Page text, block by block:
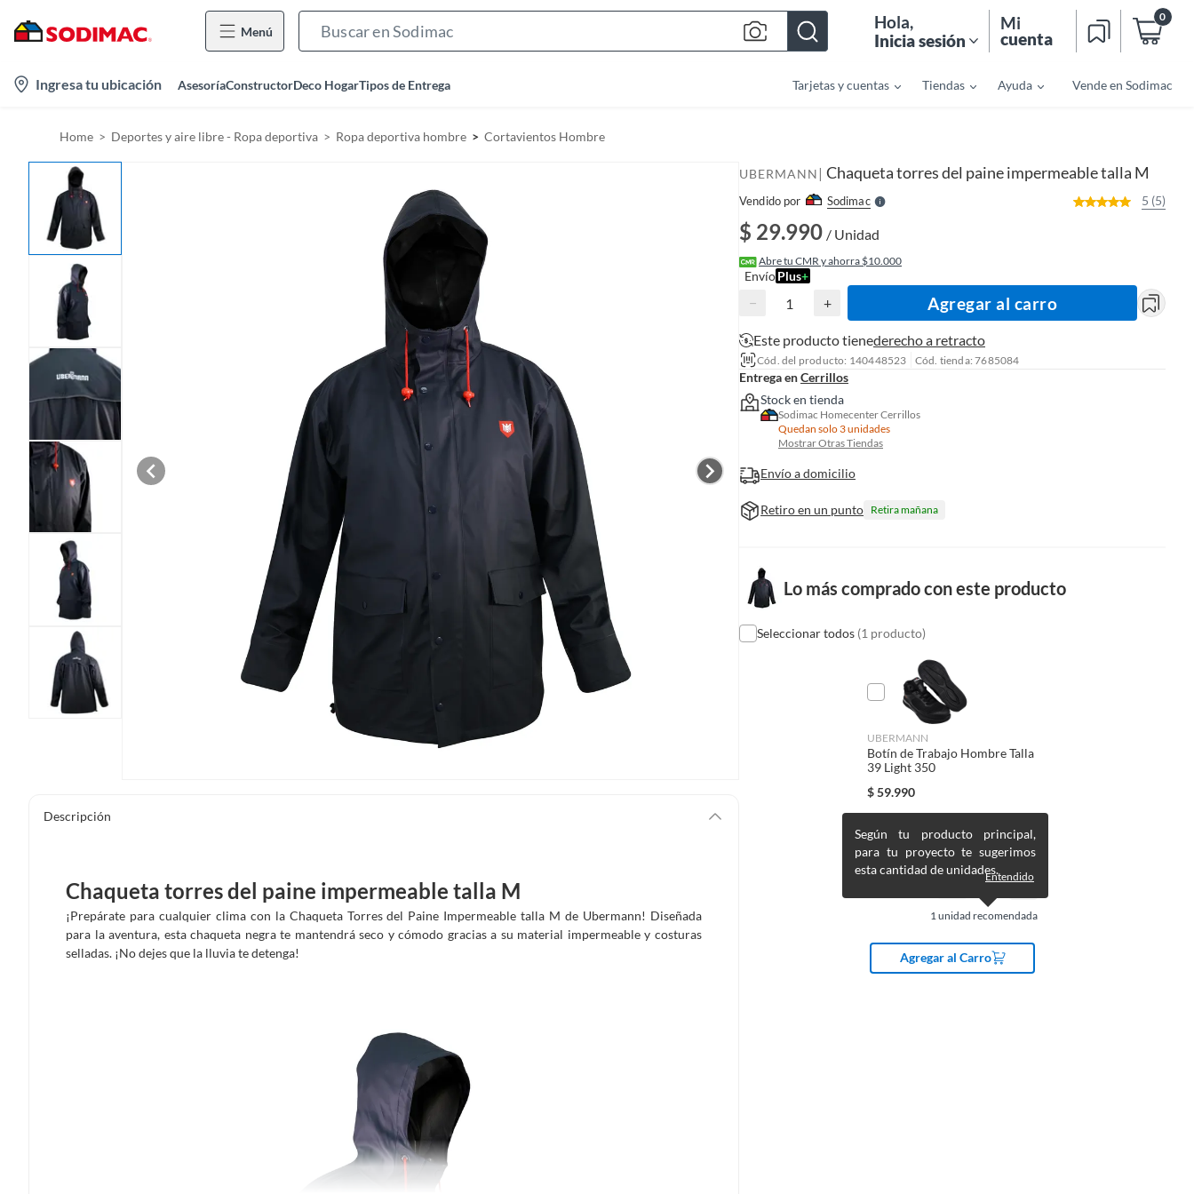
Menú
h
Hola,
Inicia sesión
Mi
cuenta
0
Ingresa tu ubicación AsesoríaConstructorDeco HogarTipos de Entrega Tarjetas y cuentas Tiendas Ayuda Vende en Sodimac
Home Deportes y aire libre - Ropa deportiva Ropa deportiva hombre Cortavientos Hombre
Descripción
Chaqueta torres del paine impermeable talla M
¡Prepárate para cualquier clima con la Chaqueta Torres del Paine Impermeable talla M de Ubermann! Diseñada
para la aventura, esta chaqueta negra te mantendrá seco y cómodo gracias a su material impermeable y costuras
selladas. ¡No dejes que la lluvia te detenga!
UBERMANN | Chaqueta torres del paine impermeable talla M
Vendido por SodimacS
l
l
5 (5)
$ 29.990 / Unidad
Abre tu CMR y ahorra $10.000
EnvíoPlus+
− + Agregar al carro
Este producto tienederecho a retracto
Cód. del producto: 140448523 Cód. tienda: 7685084
Entrega enCerrillos
Stock en tienda
Sodimac Homecenter Cerrillos
Quedan solo 3 unidades
Mostrar Otras Tiendas
Envío a domicilio
Retiro en un punto Retira mañana
Lo más comprado con este producto
Seleccionar todos (1 producto)
UBERMANN
Botín de Trabajo Hombre Talla
39 Light 350
$59.990
1 unidad recomendada
Según tu producto principal,
para tu proyecto te sugerimos
esta cantidad de unidades.Entendido
Agregar al Carro